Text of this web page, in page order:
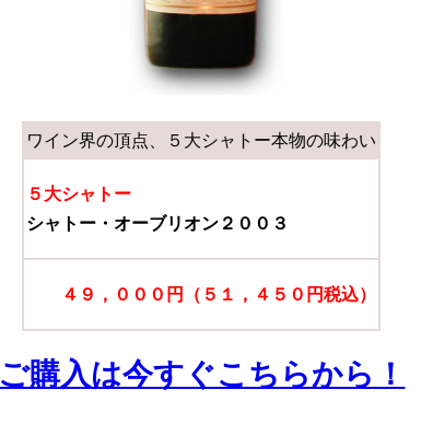
ワイン界の頂点、５大シャトー本物の味わい
５大シャトー
シャトー ・オーブリオン２００３
４９，０００円（５１，４５０円税込）
ご購入は今すぐこちらから！